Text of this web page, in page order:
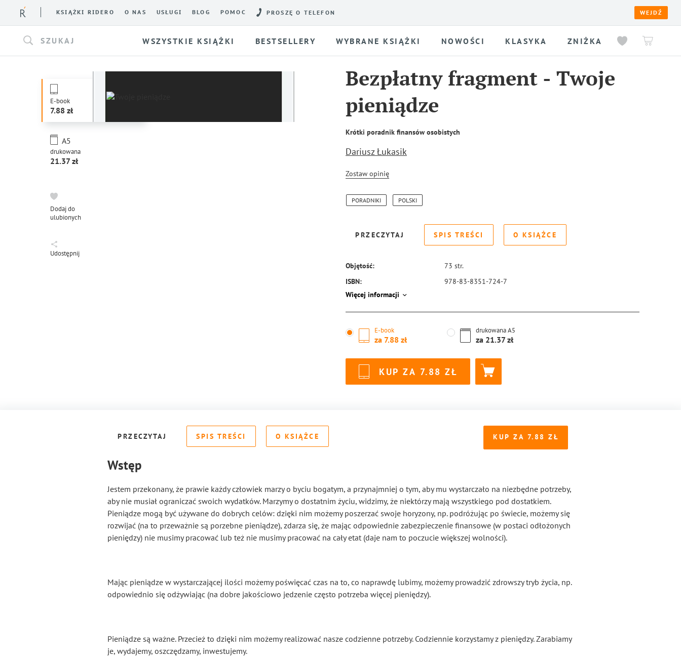
KSIĄŻKI RIDERO O NAS USŁUGI BLOG POMOC PROSZĘ O TELEFON WEJDŹ
SZUKAJ WSZYSTKIE KSIĄŻKI BESTSELLERY WYBRANE KSIĄŻKI NOWOŚCI KLASYKA ZNIŻKA
E-book
7.88
drukowana
A5
21.37
Dodaj do
ulubionych
Udostępnij
Bezpłatny fragment - Twoje
pieniądze
Krótki poradnik finansów osobistych
Dariusz Łukasik
Zostaw opinię
PORADNIKI POLSKI
PRZECZYTAJ SPIS TREŚCI O KSIĄŻCE
Objętość: 73 str.
ISBN:
978-83-8351-724-7
Więcej informacji
E-book
za 7.88
drukowanaA5
za 21.37
KUP ZA 7.88
KUP ZA 7.88
PRZECZYTAJ SPIS TREŚCI O KSIĄŻCE
Wstęp
Jestem przekonany, że prawie każdy człowiek marzy o byciu bogatym, a przynajmniej o tym, aby mu wystarczało na niezbędne potrzeby,
aby nie musiał ograniczać swoich wydatków. Marzymy o dostatnim życiu, widzimy, że niektórzy mają wszystkiego pod dostatkiem.
Pieniądze mogą być używane do dobrych celów: dzięki nim możemy poszerzać swoje horyzony, np. podróżując po świecie, możemy się
rozwijać (na to przeważnie są porzebne pieniądze), zdarza się, że mając odpowiednie zabezpieczenie finansowe (w postaci odłożonych
pieniędzy) nie musimy pracować lub też nie musimy pracować na cały etat (daje nam to poczucie większej wolności).
Mając pieniądze w wystarczającej ilości możemy poświęcać czas na to, co naprawdę lubimy, możemy prowadzić zdrowszy tryb życia, np.
odpowiednio się odżywiając (na dobre jakościowo jedzenie często potrzeba więcej pieniędzy).
Pieniądze są ważne. Przecież to dzięki nim możemy realizować nasze codzienne potrzeby. Codziennie korzystamy z pieniędzy. Zarabiamy
je, wydajemy, oszczędzamy, inwestujemy.